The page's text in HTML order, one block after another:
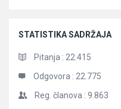
STATISTIKA SADRŽAJA
Pitanja : 22.415
Odgovora : 22.775
Reg. članova : 9.863